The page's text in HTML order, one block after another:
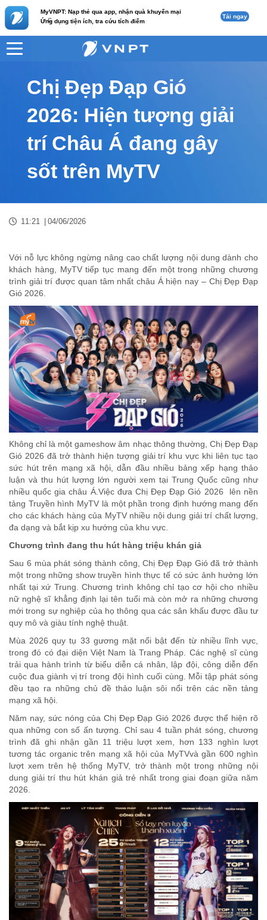
MyVNPT: Nạp thẻ qua app, nhận quà khuyến mại
Ứng dụng tiện ích, tra cứu tích điểm
c Tải ngay
VNPT Nội dung tin
Chị Đẹp Đạp Gió
2026: Hiện tượng giải
trí Châu Á đang gây
sốt trên MyTV
11:21 04/06/2026
Với nỗ lực không ngừng nâng cao chất lượng nội dung dành cho
khách hàng, MyTV tiếp tục mang đến một trong những chương
trình giải trí được quan tâm nhất châu Á hiện nay – Chị Đẹp Đạp
Gió 2026.
Không chỉ là một gameshow âm nhạc thông thường, Chị Đẹp Đạp
Gió 2026 đã trở thành hiện tượng giải trí khu vực khi liên tục tạo
sức hút trên mạng xã hội, dẫn đầu nhiều bảng xếp hạng thảo
luận và thu hút lượng lớn người xem tại Trung Quốc cũng như
nhiều quốc gia châu Á.Việc đưa Chị Đẹp Đạp Gió 2026 lên nền
tảng Truyền hình MyTV là một phần trong định hướng mang đến
cho các khách hàng của MyTV nhiều nội dung giải trí chất lượng,
đa dạng và bắt kịp xu hướng của khu vực.
Chương trình đang thu hút hàng triệu khán giả
Sau 6 mùa phát sóng thành công, Chị Đẹp Đạp Gió đã trở thành
một trong những show truyền hình thực tế có sức ảnh hưởng lớn
nhất tại xứ Trung. Chương trình không chỉ tạo cơ hội cho nhiều
nữ nghệ sĩ khẳng định lại tên tuổi mà còn mở ra những chương
mới trong sự nghiệp của họ thông qua các sân khấu được đầu tư
quy mô và giàu tính nghệ thuật.
Mùa 2026 quy tụ 33 gương mặt nổi bật đến từ nhiều lĩnh vực,
trong đó có đại diện Việt Nam là Trang Pháp. Các nghệ sĩ cùng
trải qua hành trình từ biểu diễn cá nhân, lập đội, công diễn đến
cuộc đua giành vị trí trong đội hình cuối cùng. Mỗi tập phát sóng
đều tạo ra những chủ đề thảo luận sôi nổi trên các nền tảng
mạng xã hội.
Năm nay, sức nóng của Chị Đẹp Đạp Gió 2026 được thể hiện rõ
qua những con số ấn tượng. Chỉ sau 4 tuần phát sóng, chương
trình đã ghi nhận gần 11 triệu lượt xem, hơn 133 nghìn lượt
tương tác organic trên mạng xã hội của MyTVvà gần 600 nghìn
lượt xem trên hệ thống MyTV, trở thành một trong những nội
dung giải trí thu hút khán giả trẻ nhất trong giai đoạn giữa năm
2026.